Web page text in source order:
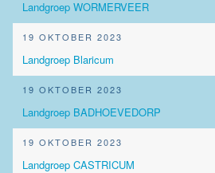
Landgroep WORMERVEER
19 OKTOBER 2023
Landgroep Blaricum
19 OKTOBER 2023
Landgroep BADHOEVEDORP
19 OKTOBER 2023
Landgroep CASTRICUM